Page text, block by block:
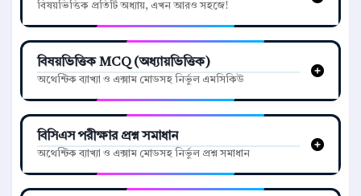
বিষয়ভিত্তিক প্রতিটি অধ্যায়, এখন আরও সহজে!
বিষয়ভিত্তিক MCQ (অধ্যায়ভিত্তিক)
অথেন্টিক ব্যাখ্যা ও এক্সাম মোডসহ নির্ভুল এমসিকিউ
বিসিএস পরীক্ষার প্রশ্ন সমাধান
অথেন্টিক ব্যাখ্যা ও এক্সাম মোডসহ নির্ভুল প্রশ্ন সমাধান